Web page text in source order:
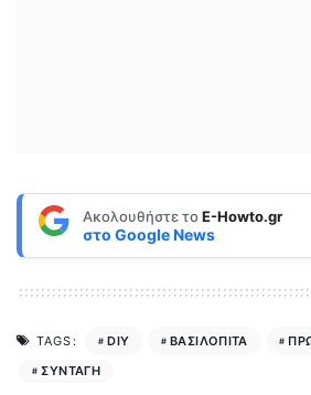
Ακολουθήστε τοE-Howto.gr
στο Google News
TAGS: DIY ΒΑΣΙΛΟΠΙΤΑ
ΣΥΝΤΑΓΗ